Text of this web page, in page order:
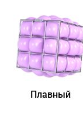
Плавный